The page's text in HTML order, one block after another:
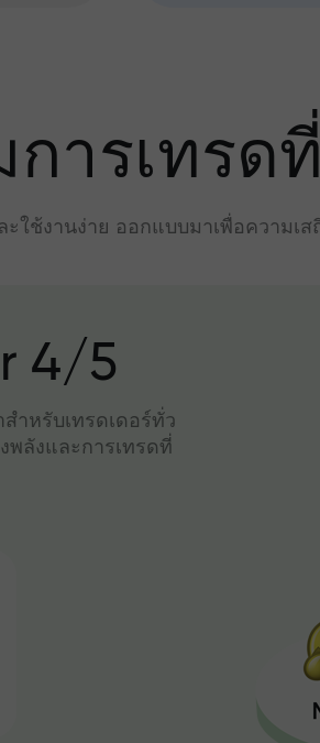
ารเทรด
ใช้งานง่าย ออกแบบมาเพื่อความเส
4/5
ำหรับเทรดเดอร์ทั่ว
พลังและการเทรดที่